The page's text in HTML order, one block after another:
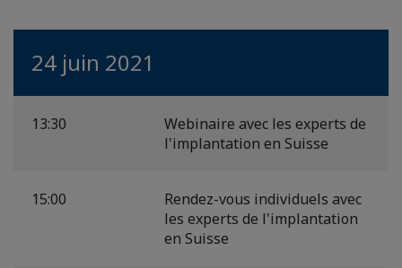
24 juin 2021
13:30
Webinaire avec les experts de
l'implantation en Suisse
15:00
Rendez-vous individuels avec
les experts de l'implantation
en Suisse